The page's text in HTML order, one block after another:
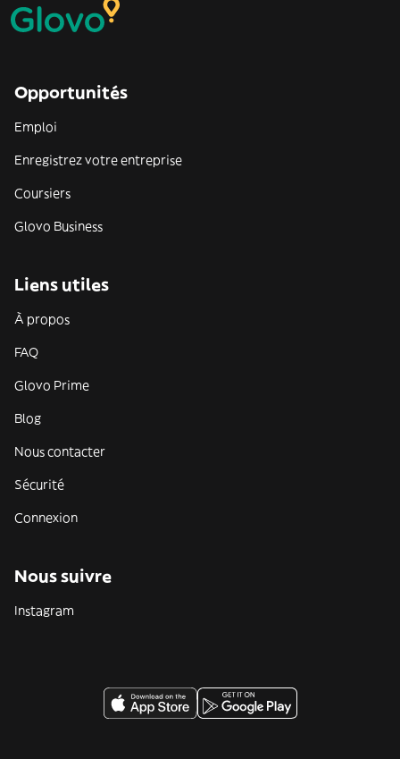
Opportunités
Emploi
Enregistrez votre entreprise
Coursiers
Glovo Business
Liens utiles
À propos
FAQ
Glovo Prime
Blog
Nous contacter
Sécurité
Connexion
Nous suivre
Instagram